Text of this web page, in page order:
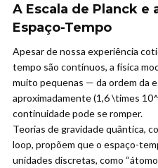
A Escala de Planck e
Espaço-Tempo
Apesar de nossa experiência
tempo são contínuos, a física
muito pequenas — da ordem da
aproximadamente (1,6 \times
continuidade pode se romper.
Teorias de gravidade quântica,
loop, propõem que o espaço-
unidades discretas, como